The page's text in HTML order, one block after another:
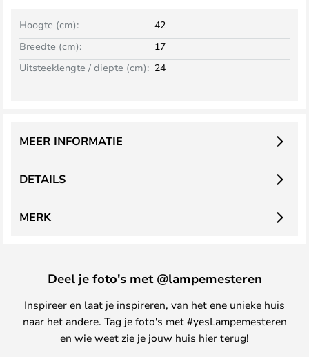
Breedte (cm): 17
Hoogte (cm): 42
Uitsteeklengte / diepte (cm): 24
DETAILS
MEER INFORMATIE
MERK
Deel je foto's met @lampemesteren
Inspireer en laat je inspireren, van het ene unieke huis
naar het andere. Tag je foto's met #yesLampemesteren
en wie weet zie je jouw huis hier terug!